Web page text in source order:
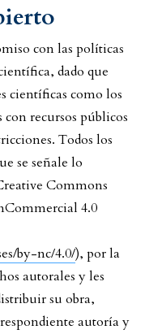
con las políticas
dado que
científicas como los
recursos públicos
Todos los
se señale lo
Commons
4.0
by-nc/4.0/), por la
autorales y les
su obra,
autoría y